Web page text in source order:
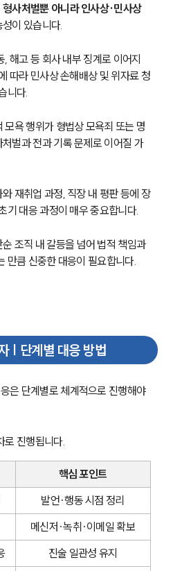
의 소리
합검색
대륜
무사례
업무사례
석/최신동향
법률정보
지식인
무분야
그룹 업무
전체
/자료
론보도
률서식
률상담예약
률상담예약
형사처벌뿐 아니라 인사상·민사상
이 있습니다.
해고 등 회사 내부 징계로 이어지
따라 민사상 손해배상 및 위자료 청
니다.
욕 행위가 형법상 모욕죄 또는 명
벌과 전과 기록 문제로 이어질 가
재취업 과정, 직장 내 평판 등에 장
기 대응 과정이 매우 중요합니다.
조직 내 갈등을 넘어 법적 책임과
만큼 신중한 대응이 필요합니다.
| 단계별 대응 방법
은 단계별로 체계적으로 진행해야
로 진행됩니다.
핵심 포인트
발언·행동 시점 정리
메신저·녹취·이메일 확보
진술 일관성 유지